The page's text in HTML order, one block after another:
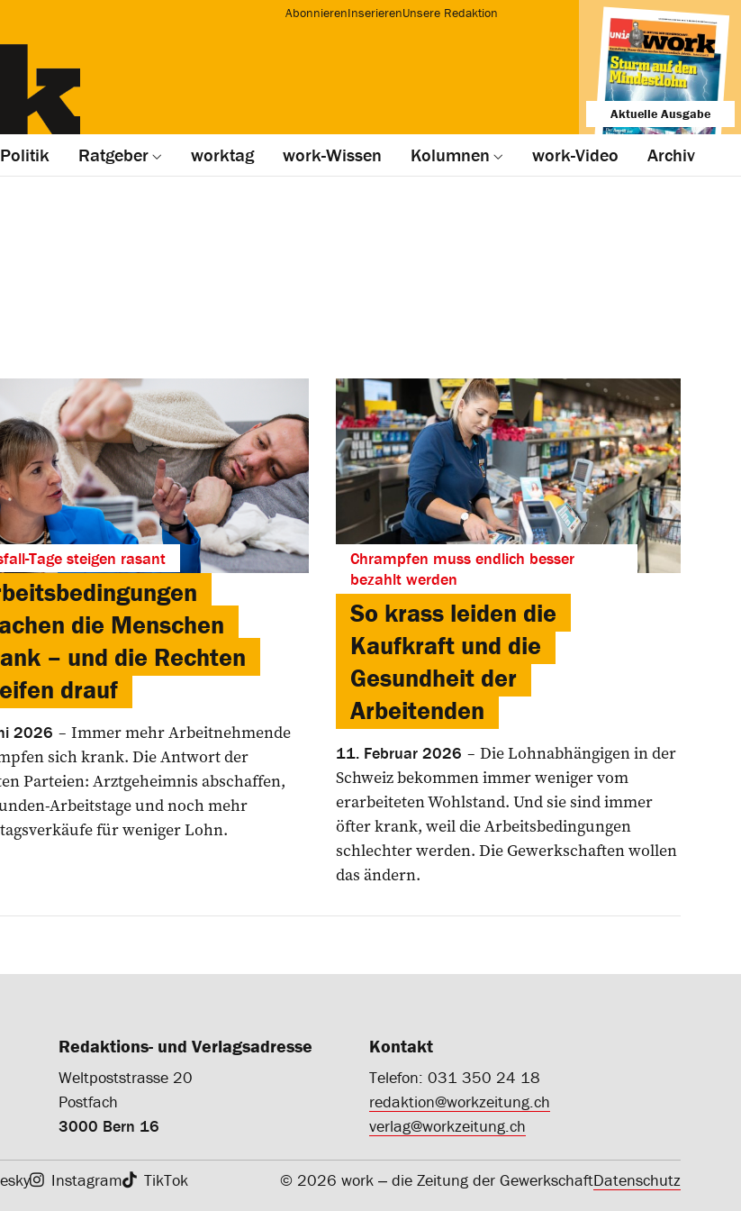
AbonnierenInserierenUnsere Redaktion
Aktuelle Ausgabe
Politik Ratgeber worktag work-Wissen Kolumnen work-Video Archiv
Tage steigen rasant
die Menschen
– und die Rechten
drauf
2026
Immer mehr Arbeitnehmende
sich krank. Die Antwort der
Parteien: Arztgeheimnis abschaffen,
Arbeitstage und noch mehr
für weniger Lohn.
Chrampfen muss endlich besser
bezahlt werden
So krass leiden die
Kaufkraft und die
Gesundheit der
Arbeitenden
11. Februar 2026
Die Lohnabhängigen in der
Schweiz bekommen immer weniger vom
erarbeiteten Wohlstand. Und sie sind immer
öfter krank, weil die Arbeitsbedingungen
schlechter werden. Die Gewerkschaften wollen
das ändern.
Redaktions- und Verlagsadresse
Weltpoststrasse 20
Postfach
3000 Bern 16
Kontakt
Telefon: 031 350 24 18
redaktion@workzeitung.ch
verlag@workzeitung.ch
Instagram TikTok © 2026 work ‒ die Zeitung der GewerkschaftDatenschutz